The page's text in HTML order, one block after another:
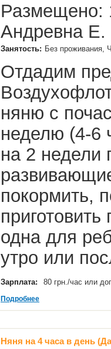
Размещено:
Андревна Е.
Занятость: Без проживания,
Отдадим
няню с
неделю (4-6
на 2 недели
покормить,
одна для
утро или
Зарплата: 80 грн./час или
Подробнее
Няня на 4 часа в день